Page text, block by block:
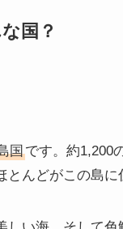
国？
国です。約1,200
んどがこの島に